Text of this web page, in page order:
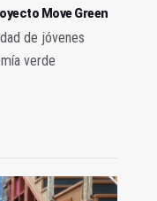
Move Green
de jóvenes
verde